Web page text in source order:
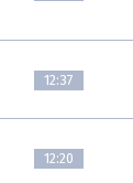
12:37
12:20